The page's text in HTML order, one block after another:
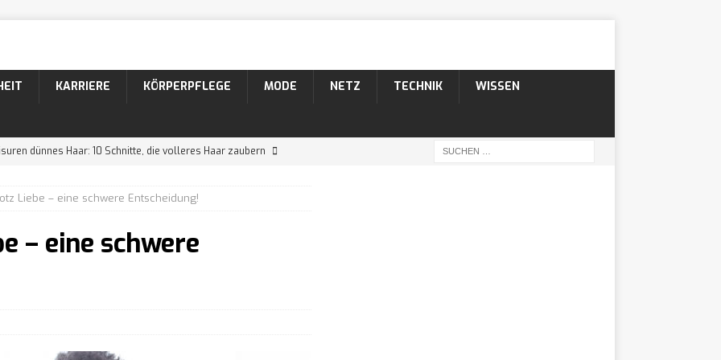
KARRIERE KÖRPERPFLEGE MODE NETZ TECHNIK WISSEN
dünnes Haar: 10 Schnitte, die volleres Haar zaubern
Männer: 10 coole Varianten für lockiges Haar
Liebe – eine schwere Entscheidung!
– eine schwere